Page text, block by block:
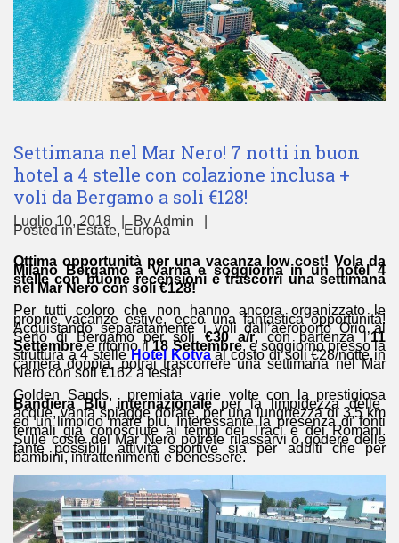
Settimana nel Mar Nero! 7 notti in buon
hotel a 4 stelle con colazione inclusa +
voli da Bergamo a soli €128!
Luglio 10, 2018 ByAdmin
Posted in Estate,Europa
Ottima opportunità per una vacanza low cost! Vola da
Milano Bergamo a Varna e soggiorna in un hotel 4
stelle con buone recensioni e trascorri una settimana
nel Mar Nero con soli €128!
Per tutti coloro che non hanno ancora organizzato le
proprie vacanze estive, ecco una fantastica opportunità!
Acquistando separatamente i voli dall’aeroporto Orio al
Serio di Bergamo per soli€30 a/r, con partenza l’11
Settembree ritorno il18 Settembre, e soggiorno presso la
struttura a 4 stelleHotel Kotvaal costo di soli €28/notte in
camera doppia, potrai trascorrere una settimana nel Mar
Nero con soli €162 a testa!
Golden Sands, premiata varie volte con la prestigiosa
Bandiera Blu internazionaleper la limpidezza delle
acque, vanta spiagge dorate, per una lunghezza di 3,5 km
ed un limpido mare blu. Interessante la presenza di fonti
termali già conosciute ai tempi dei Traci e dei Romani.
Sulle coste del Mar Nero potrete rilassarvi o godere delle
tante possibili attività sportive sia per adulti che per
bambini, intrattenimenti e benessere.